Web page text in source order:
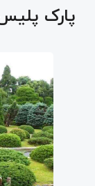
پارک